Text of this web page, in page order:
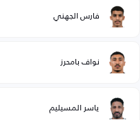
فارس الجهني
نواف بامحرز
ياسر المسيليم